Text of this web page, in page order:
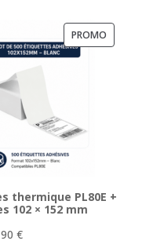
PROMO
thermique PL80E +
102 × 152 mm
€Le